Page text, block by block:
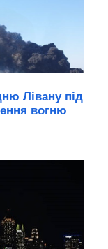
Лівану під
вогню